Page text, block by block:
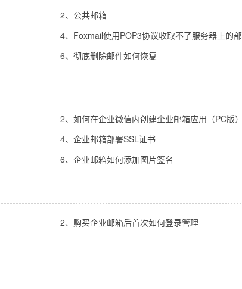
2、公共邮箱
4、Foxmail使用POP3协议收取不了服务器上的
6、彻底删除邮件如何恢复
2、如何在企业微信内创建企业邮箱应用（PC版）
4、企业邮箱部署SSL证书
6、企业邮箱如何添加图片签名
2、购买企业邮箱后首次如何登录管理